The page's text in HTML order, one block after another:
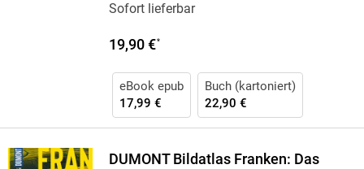
Sofort lieferbar
19,90 €*
eBook epub
17,99 €
Buch (kartoniert)
22,90 €
DUMONT Bildatlas Franken: Das